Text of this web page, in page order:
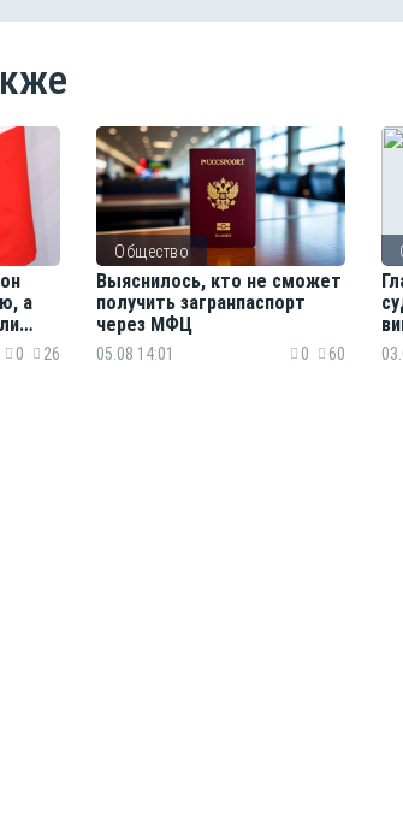
а
0 26
Общество
Выяснилось, кто не сможет
получить загранпаспорт
через МФЦ
05.08 14:01 0 60